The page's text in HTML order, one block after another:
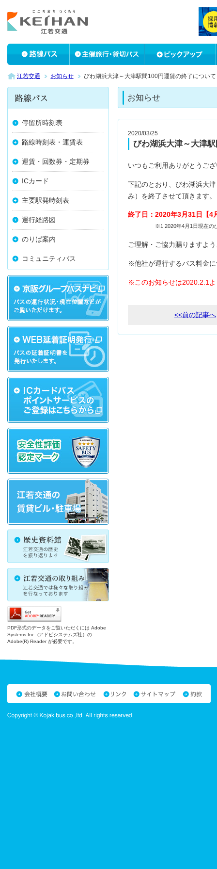
江若交通 お知らせ びわ湖浜大津～大津駅間100円運賃の終了について
停留所時刻表
路線時刻表・運賃表
運賃・回数券・定期券
ICカード
主要駅発時刻表
運行経路図
のりば案内
コミュニティバス
PDF形式のデータをご覧いただくには Adobe
Systems Inc. (アドビシステムズ社）の
Adobe(R) Reader が必要です。
お知らせ
2020/03/25
びわ湖浜大津～大津
いつもご利用ありがとうご
下記のとおり、びわ湖浜大
み）を終了させて頂きます。
終了日：2020年3月31日【4
※1 2020年4月1日現在の
ご理解・ご協力賜りますよ
※他社が運行するバス料金
※このお知らせは2020.2.1
<<前の記事へ